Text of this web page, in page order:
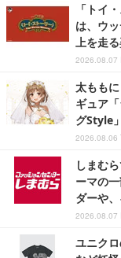
「トイ
は、ウ
上を走
2026.08.07
太もも
ギュア
グStyle
2026.08.06
しまむ
ーマの
ダーや
2026.08.07
ユニク